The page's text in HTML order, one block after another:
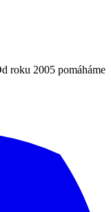
roku 2005 pomáháme